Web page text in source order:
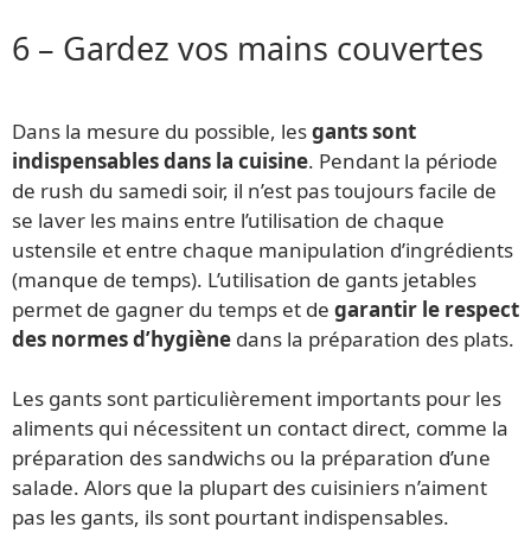
6 – Gardez vos mains couvertes
Dans la mesure du possible, lesgants sont
indispensables dans la cuisine. Pendant la période
de rush du samedi soir, il n’est pas toujours facile de
se laver les mains entre l’utilisation de chaque
ustensile et entre chaque manipulation d’ingrédients
(manque de temps). L’utilisation de gants jetables
permet de gagner du temps et de garantir le respect
des normes d’hygiène dans la préparation des plats.
Les gants sont particulièrement importants pour les
aliments qui nécessitent un contact direct, comme la
préparation des sandwichs ou la préparation d’une
salade. Alors que la plupart des cuisiniers n’aiment
pas les gants, ils sont pourtant indispensables.